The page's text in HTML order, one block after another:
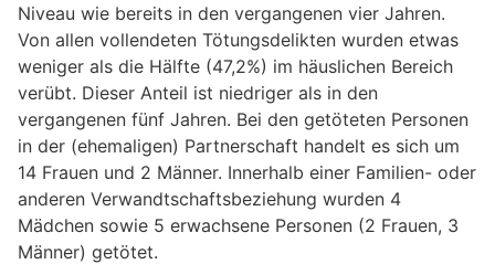
Niveau wie bereits in den vergangenen vier Jahren.
Von allen vollendeten Tötungsdelikten wurden etwas
weniger als die Hälfte (47,2%) im häuslichen Bereich
verübt. Dieser Anteil ist niedriger als in den
vergangenen fünf Jahren. Bei den getöteten Personen
in der (ehemaligen) Partnerschaft handelt es sich um
14 Frauen und 2 Männer. Innerhalb einer Familien- oder
anderen Verwandtschaftsbeziehung wurden 4
Mädchen sowie 5 erwachsene Personen (2 Frauen, 3
Männer) getötet.